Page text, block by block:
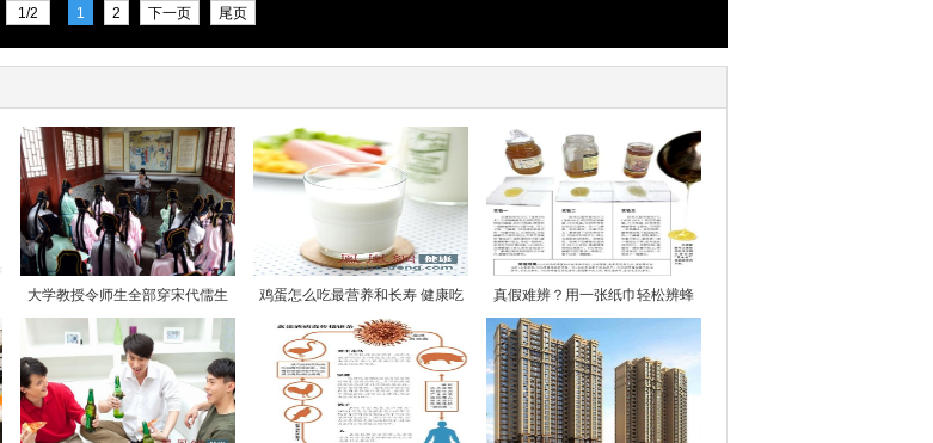
1/2 1 2 下一页 尾页
大学教授令师生全部穿宋代儒生 鸡蛋怎么吃最营养和长寿 健康吃 真假难辨？用一张纸巾轻松辨蜂